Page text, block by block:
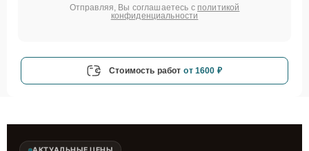
Отправляя, Вы соглашаетесь с политикой
конфиденциальности
Стоимость работ от 1600 ₽